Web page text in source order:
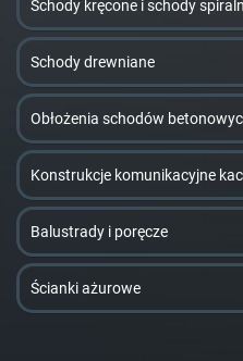
Schody kręcone i schody
Schody drewniane
Obłożenia schodów
Konstrukcje komunikacyjne
Balustrady i poręcze
Ścianki ażurowe